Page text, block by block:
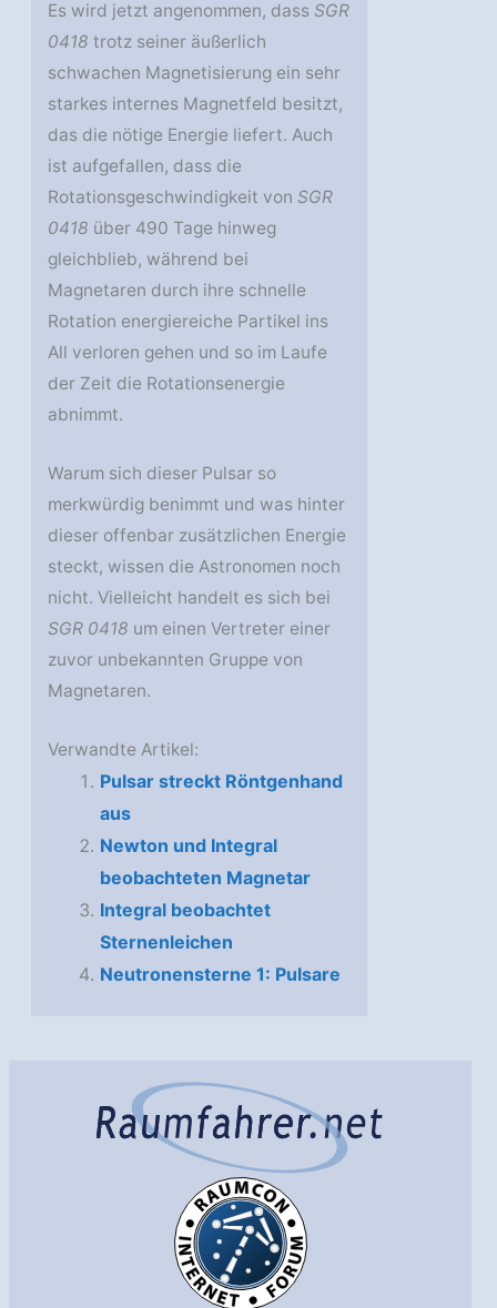
Es wird jetzt angenommen, dassSGR
0418 trotz seiner äußerlich
schwachen Magnetisierung ein sehr
starkes internes Magnetfeld besitzt,
das die nötige Energie liefert. Auch
ist aufgefallen, dass die
Rotationsgeschwindigkeit vonSGR
0418 über 490 Tage hinweg
gleichblieb, während bei
Magnetaren durch ihre schnelle
Rotation energiereiche Partikel ins
All verloren gehen und so im Laufe
der Zeit die Rotationsenergie
abnimmt.
Warum sich dieser Pulsar so
merkwürdig benimmt und was hinter
dieser offenbar zusätzlichen Energie
steckt, wissen die Astronomen noch
nicht. Vielleicht handelt es sich bei
SGR 0418 um einen Vertreter einer
zuvor unbekannten Gruppe von
Magnetaren.
Verwandte Artikel:
Pulsar streckt Röntgenhand
aus
Newton und Integral
beobachteten Magnetar
Integral beobachtet
Sternenleichen
Neutronensterne 1: Pulsare